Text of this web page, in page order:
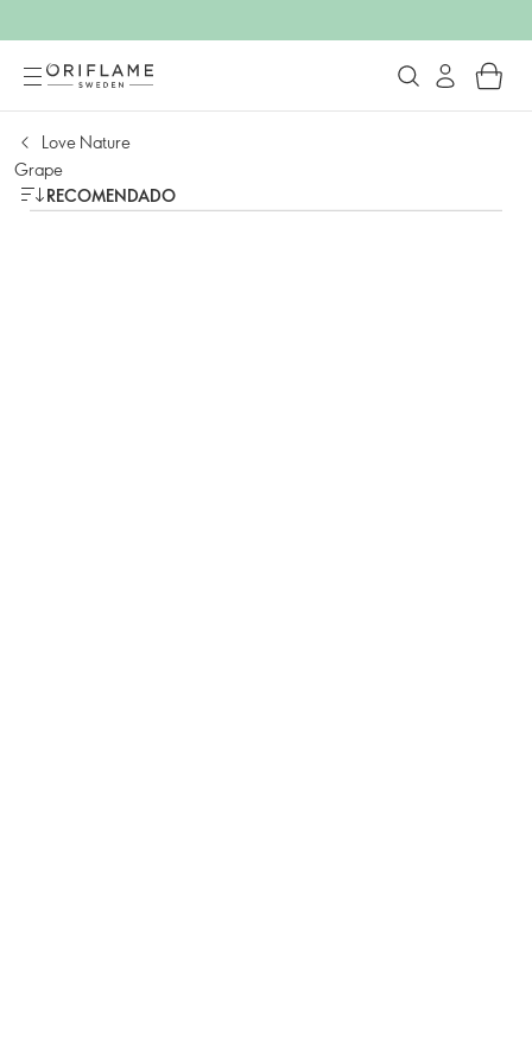
Love Nature
Grape
RECOMENDADO